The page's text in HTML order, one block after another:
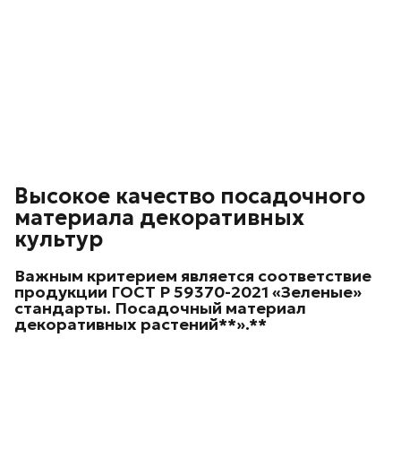
Высокое качество посадочного
материала декоративных
культур
Важным критерием является соответствие
продукции ГОСТ Р 59370-2021 «Зеленые»
стандарты. Посадочный материал
декоративных растений**».**